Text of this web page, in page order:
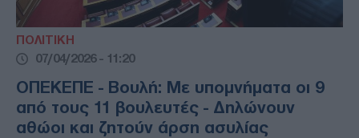
ΠΟΛΙΤΙΚΗ
07/04/2026 - 11:20
ΟΠΕΚΕΠΕ - Βουλή: Με υπομνήματα οι 9
από τους 11 βουλευτές - Δηλώνουν
αθώοι και ζητούν άρση ασυλίας